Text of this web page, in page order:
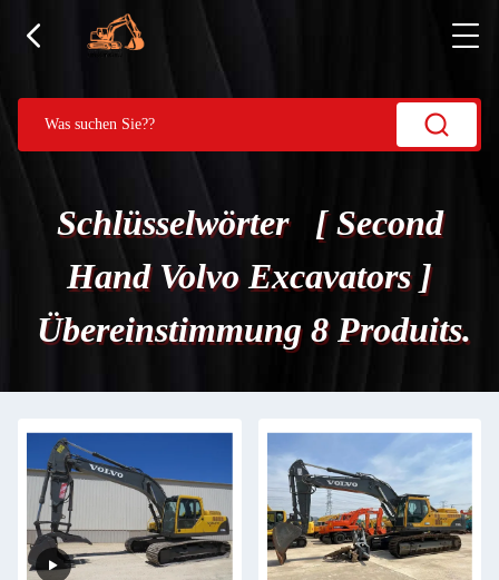
Schlüsselwörter [ Second
Hand Volvo Excavators ]
Übereinstimmung 8 Produits.